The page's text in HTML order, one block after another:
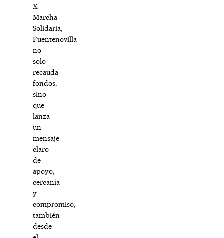
X
Marcha
Solidaria,
Fuentenovilla
no
solo
recauda
fondos,
sino
que
lanza
un
mensaje
claro
de
apoyo,
cercanía
y
compromiso,
también
desde